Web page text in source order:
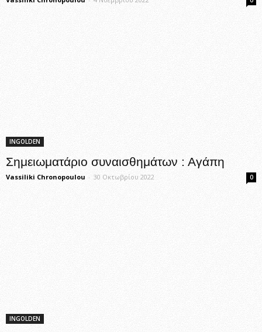
INGOLDEN
Σημειωματάριο συναισθημάτων : Αγάπη
Vassiliki Chronopoulou - 30 Οκτωβρίου 2022 0
INGOLDEN